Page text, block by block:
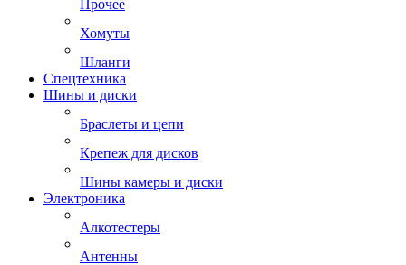
Прочее
Хомуты
Шланги
Спецтехника
Шины и диски
Браслеты и цепи
Крепеж для дисков
Шины камеры и диски
Электроника
Алкотестеры
Антенны